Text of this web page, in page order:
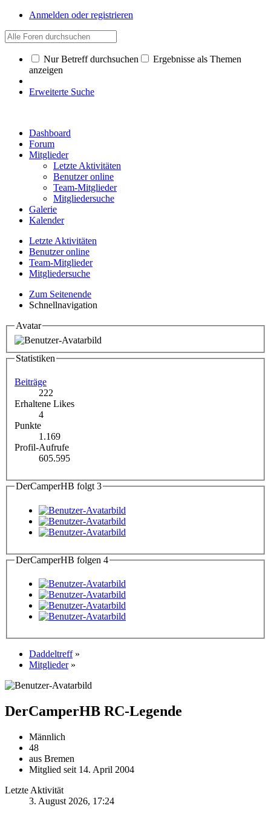
Anmelden oder registrieren
Nur Betreff durchsuchen
Ergebnisse als Themen
anzeigen
Erweiterte Suche
Dashboard
Forum
Mitglieder
Letzte Aktivitäten
Benutzer online
Team-Mitglieder
Mitgliedersuche
Galerie
Kalender
Letzte Aktivitäten
Benutzer online
Team-Mitglieder
Mitgliedersuche
Zum Seitenende
Schnellnavigation
Avatar
Statistiken
Beiträge
222
Erhaltene Likes
4
Punkte
1.169
Profil-Aufrufe
605.595
DerCamperHB folgt 3
DerCamperHB folgen 4
Daddeltreff »
Mitglieder »
DerCamperHB RC-Legende
Männlich
48
aus Bremen
Mitglied seit 14. April 2004
Letzte Aktivität
3. August 2026, 17:24